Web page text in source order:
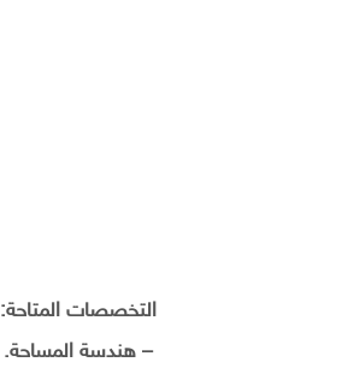
التخصصات المتاحة:
– هندسة المساحة.